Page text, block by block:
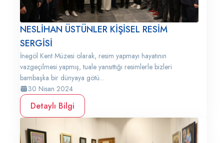
NESLİHAN ÜSTÜNLER KİŞİSEL RESİM
SERGİSİ
İnegöl Kent Müzesi olarak, resim yapmayı hayatının
vazgeçilmesi yapmış, tuale yansıttığı resimlerle bizleri
bambaşka bir dünyaya götü...
30 Nisan 2024
Detaylı Bilgi